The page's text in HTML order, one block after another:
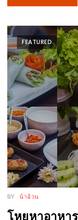
อาหาร
มูลค่า
1,000
บาท
ฟรี
รางวัล
วัน
แม่
สุด
พิเศษ
โปร
ชั่น
FEATURED
BY น้าอ้วน
โหยหาอาหา